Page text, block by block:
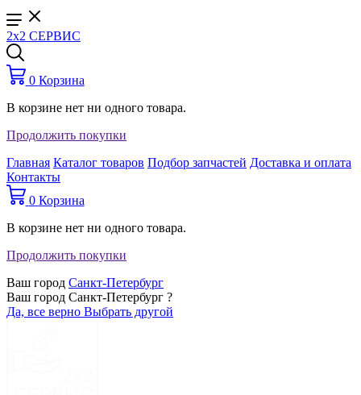
2x2 СЕРВИС
0 Корзина
В корзине нет ни одного товара.
Продолжить покупки
Главная Каталог товаров Подбор запчастей Доставка и оплата
Контакты
0 Корзина
В корзине нет ни одного товара.
Продолжить покупки
Ваш город Санкт-Петербург
Ваш город Санкт-Петербург ?
Да, все верно Выбрать другой